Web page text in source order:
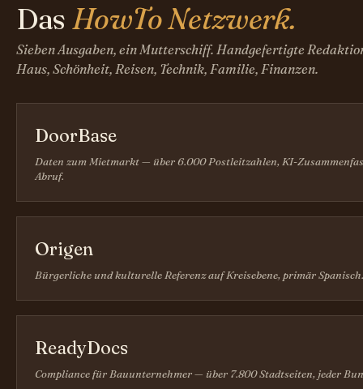
Das HowTo Netzwerk.
Sieben Ausgaben, ein Mutterschiff. Handgefertigte
Haus, Schönheit, Reisen, Technik, Familie, Finanzen.
DoorBase
Daten zum Mietmarkt — über 6.000 Postleitzahlen, KI-
Abruf.
Origen
Bürgerliche und kulturelle Referenz auf Kreisebene, primär Spanisch.
ReadyDocs
Compliance für Bauunternehmer — über 7.800 Stadtseiten, jeder